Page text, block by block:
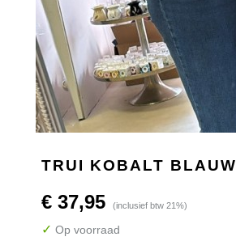
TRUI KOBALT BLAUW
€ 37,95 (inclusief btw 21%)
✓ Op voorraad